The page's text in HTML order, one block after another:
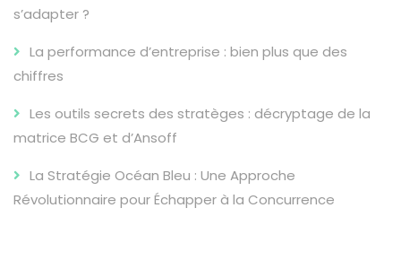
s’adapter ?
La performance d’entreprise : bien plus que des
chiffres
Les outils secrets des stratèges : décryptage de la
matrice BCG et d’Ansoff
La Stratégie Océan Bleu : Une Approche
Révolutionnaire pour Échapper à la Concurrence